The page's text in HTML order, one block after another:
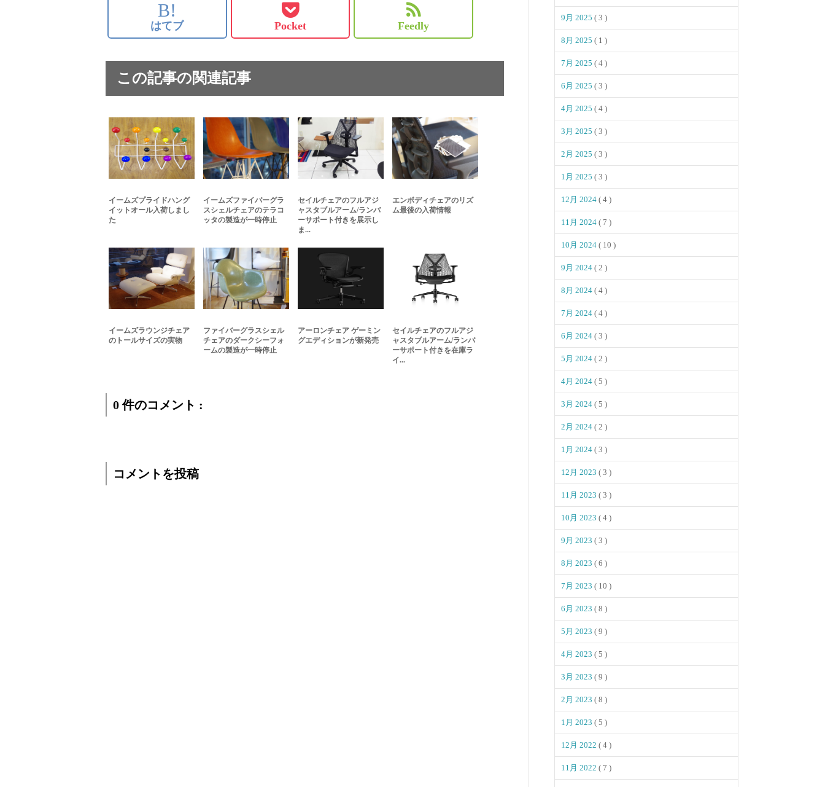
B!
はてブ Pocket Feedly
この記事の関連記事
イームズプライドハング
イットオール入荷しまし
た
イームズファイバーグラ
スシェルチェアのテラコ
ッタの製造が一時停止
セイルチェアのフルアジ
ャスタブルアーム/ランバ
ーサポート付きを展示し
ま...
エンボディチェアのリズ
ム最後の入荷情報
イームズラウンジチェア
のトールサイズの実物
ファイバーグラスシェル
チェアのダークシーフォ
ームの製造が一時停止
アーロンチェア ゲーミン
グエディションが新発売
セイルチェアのフルアジ
ャスタブルアーム/ランバ
ーサポート付きを在庫ラ
イ...
0 件のコメント :
コメントを投稿
9月 2025 ( 3 )
8月 2025 ( 1 )
7月 2025 ( 4 )
6月 2025 ( 3 )
4月 2025 ( 4 )
3月 2025 ( 3 )
2月 2025 ( 3 )
1月 2025 ( 3 )
12月 2024 ( 4 )
11月 2024 ( 7 )
10月 2024 ( 10 )
9月 2024 ( 2 )
8月 2024 ( 4 )
7月 2024 ( 4 )
6月 2024 ( 3 )
5月 2024 ( 2 )
4月 2024 ( 5 )
3月 2024 ( 5 )
2月 2024 ( 2 )
1月 2024 ( 3 )
12月 2023 ( 3 )
11月 2023 ( 3 )
10月 2023 ( 4 )
9月 2023 ( 3 )
8月 2023 ( 6 )
7月 2023 ( 10 )
6月 2023 ( 8 )
5月 2023 ( 9 )
4月 2023 ( 5 )
3月 2023 ( 9 )
2月 2023 ( 8 )
1月 2023 ( 5 )
12月 2022 ( 4 )
11月 2022 ( 7 )